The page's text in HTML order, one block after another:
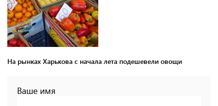
На рынках Харькова с начала лета подешевели овощи
Ваше имя